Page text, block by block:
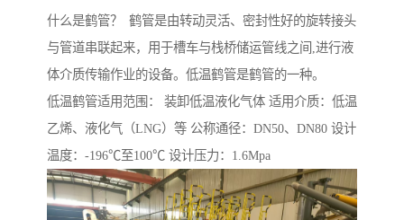
什么是鹤管？ 鹤管是由转动灵活、密封性好的旋转接头
与管道串联起来，用于槽车与栈桥储运管线之间,进行液
体介质传输作业的设备。低温鹤管是鹤管的一种。
低温鹤管适用范围： 装卸低温液化气体 适用介质：低温
乙烯、液化气（LNG）等 公称通径：DN50、DN80 设计
温度：-196℃至100℃ 设计压力：1.6Mpa